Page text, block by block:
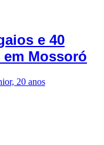
e 40
Mossoró